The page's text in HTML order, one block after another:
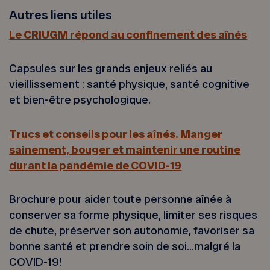
Autres liens utiles
Le CRIUGM répond au confinement des aînés
Capsules sur les grands enjeux reliés au
vieillissement : santé physique, santé cognitive
et bien-être psychologique.
Trucs et conseils pour les aînés. Manger
sainement, bouger et maintenir une routine
durant la pandémie de COVID-19
Brochure pour aider toute personne aînée à
conserver sa forme physique, limiter ses risques
de chute, préserver son autonomie, favoriser sa
bonne santé et prendre soin de soi…malgré la
COVID-19!